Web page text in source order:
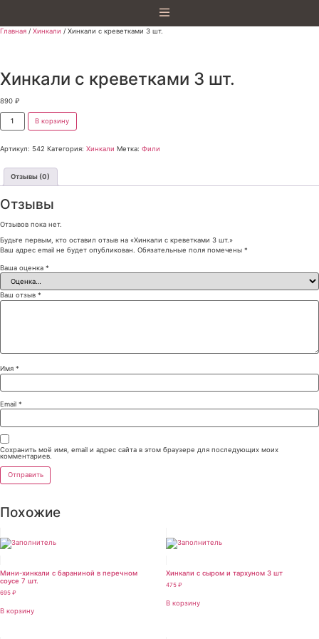
Главная / Хинкали / Хинкали с креветками 3 шт.
Хинкали с креветками 3 шт.
890 ₽
В корзину
Артикул: 542 Категория: Хинкали Метка: Фили
Отзывы (0)
Отзывы
Отзывов пока нет.
Будьте первым, кто оставил отзыв на «Хинкали с креветками 3 шт.»
Ваш адрес email не будет опубликован.
Обязательные поля помечены *
Ваша оценка *
Ваш отзыв *
Имя *
Email *
Сохранить моё имя, email и адрес сайта в этом браузере для последующих моих
комментариев.
Похожие
Мини-хинкали с бараниной в перечном
соусе 7 шт.
695 ₽
В корзину
Хинкали с сыром и тархуном 3 шт
475 ₽
В корзину